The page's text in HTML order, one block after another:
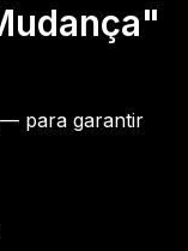
— para garantir